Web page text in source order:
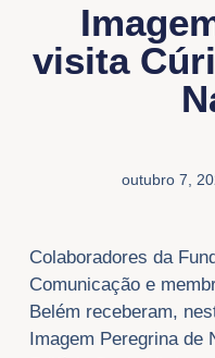
visita
outubro 7,
Colaboradores da
Comunicação e
Belém receberam,
Imagem Peregrina de